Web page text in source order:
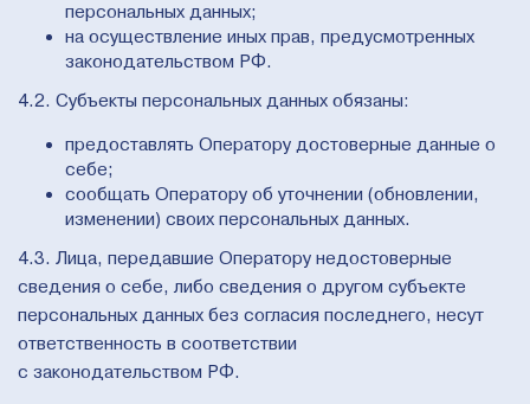
персональных данных;
на осуществление иных прав, предусмотренных
законодательством РФ.
4.2. Субъекты персональных данных обязаны:
предоставлять Оператору достоверные данные о
себе;
сообщать Оператору об уточнении (обновлении,
изменении) своих персональных данных.
4.3. Лица, передавшие Оператору недостоверные
сведения о себе, либо сведения о другом субъекте
персональных данных без согласия последнего, несут
ответственность в соответствии
с законодательством РФ.